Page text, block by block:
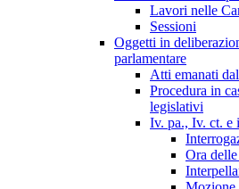
Lavori nelle
Sessioni
Oggetti in
parlamentare
Atti emanati
Procedura in
legislativi
Iv. pa., Iv. ct. e
Ora